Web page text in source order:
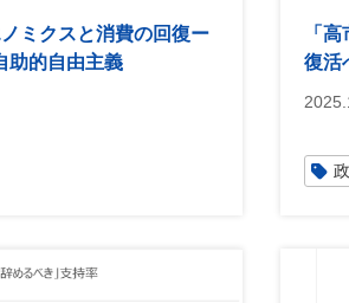
ミクスと消費の回復ー
助的自由主義
「
復活